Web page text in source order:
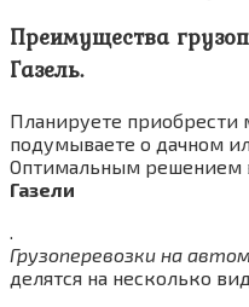
Преимущества
Газель.
Планируете приобрести
подумываете о дачном
Оптимальным решением
Газели
.
Грузоперевозки на
делятся на несколько